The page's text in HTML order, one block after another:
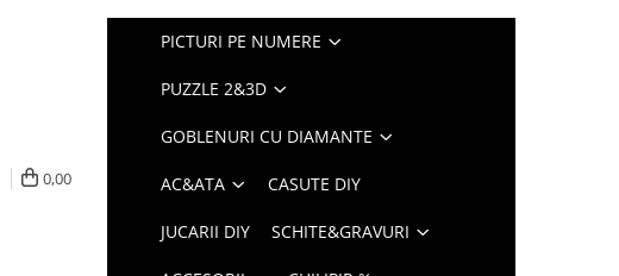
0,00
PICTURI PE NUMERE
PUZZLE 2&3D
GOBLENURI CU DIAMANTE
AC&ATA CASUTE DIY
JUCARII DIY SCHITE&GRAVURI